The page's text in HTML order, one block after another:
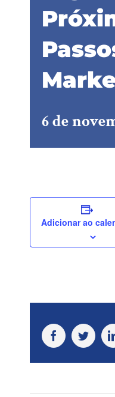
6 de
Adicionar ao
Facebook